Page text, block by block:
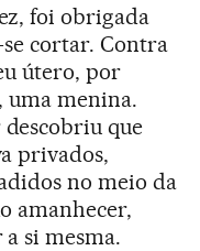
foi obrigada
cortar. Contra
útero, por
uma menina.
que
privados,
no meio da
amanhecer,
si mesma.